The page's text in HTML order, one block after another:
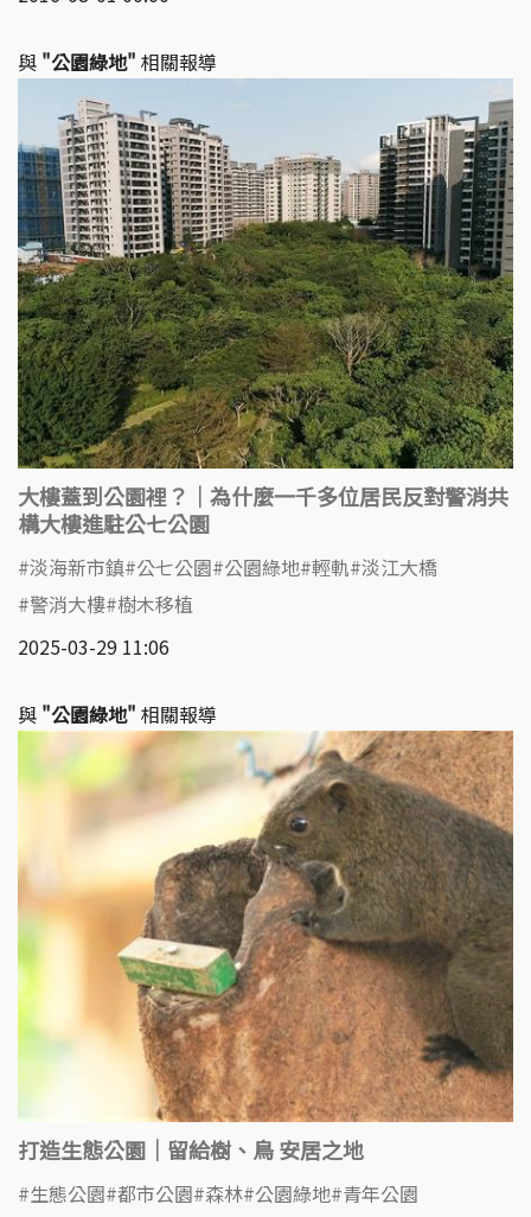
與 "公園綠地" 相關報導
大樓蓋到公園裡？｜為什麼一千多位居民反對警消共
構大樓進駐公七公園
淡海新市鎮 公七公園 公園綠地 輕軌 淡江大橋
警消大樓 樹木移植
2025-03-29 11:06
與 "公園綠地" 相關報導
打造生態公園｜留給樹、鳥 安居之地
生態公園 都市公園 森林 公園綠地 青年公園